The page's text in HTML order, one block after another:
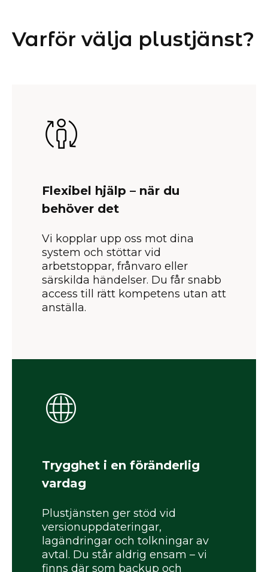
Varför välja plustjänst?
Flexibel hjälp – när du
behöver det
Vi kopplar upp oss mot dina
system och stöttar vid
arbetstoppar, frånvaro eller
särskilda händelser. Du får snabb
access till rätt kompetens utan att
anställa.
Trygghet i en föränderlig
vardag
Plustjänsten ger stöd vid
versionuppdateringar,
lagändringar och tolkningar av
avtal. Du står aldrig ensam – vi
finns där som backup och